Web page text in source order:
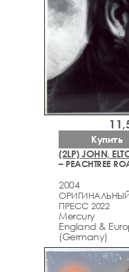
(2LP) JOHN,
– PEACHTREE
2004
ПРЕСС 2022
Mercury
England &
(Germany)
Купить